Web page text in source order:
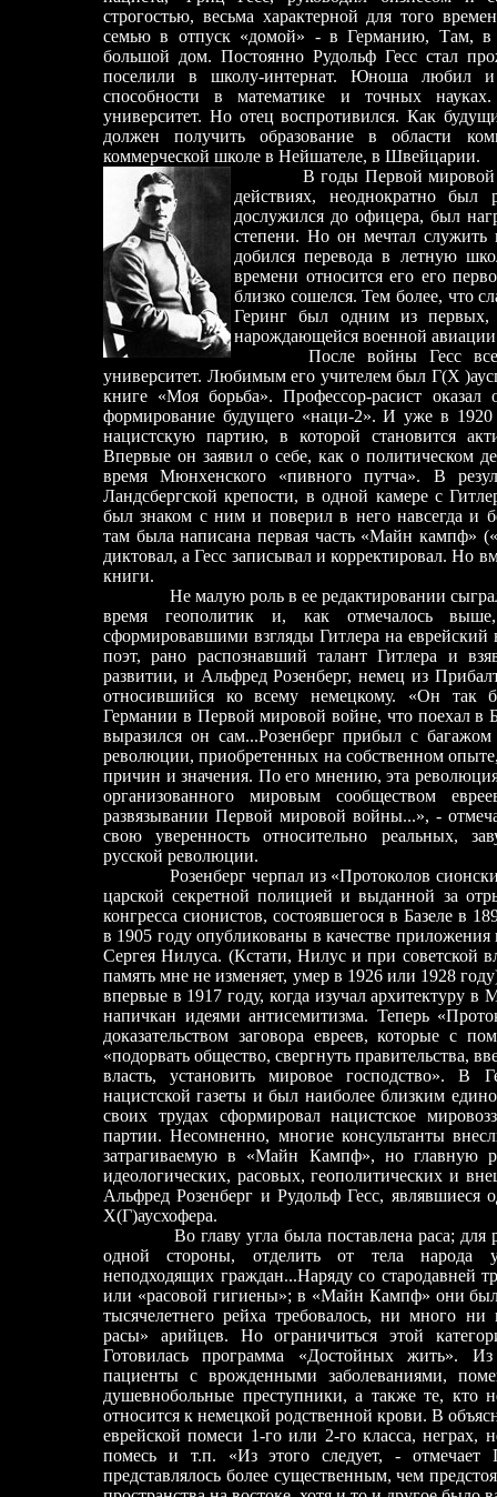
строгостью, весьма характерной для того
семью в отпуск «домой» - в Германию, Там, в
большой дом. Постоянно Рудольф Гесс стал
поселили в школу-интернат. Юноша любил и
способности в математике и точных
университет. Но отец воспротивился. Как
должен получить образование в области
коммерческой школе в Нейшателе, в Швейцарии.
В годы Первой мировой
действиях, неоднократно
дослужился до офицера, был
степени. Но он мечтал
добился перевода в летную
времени относится его его
близко сошелся. Тем более, что
Геринг был одним из
нарождающейся военной
После войны Гесс все
университет. Любимым его учителем был Г(Х
книге «Моя борьба». Профессор-расист оказал
формирование будущего «наци-2». И уже в 1920
нацистскую партию, в которой становится
Впервые он заявил о себе, как о политическом
время Мюнхенского «пивного путча». В
Ландсбергской крепости, в одной камере с
был знаком с ним и поверил в него навсегда и
там была написана первая часть «Майн кампф»
диктовал, а Гесс записывал и корректировал. Но
книги.
Не малую роль в ее редактировании
время геополитик и, как отмечалось
сформировавшими взгляды Гитлера на
поэт, рано распознавший талант Гитлера и
развитии, и Альфред Розенберг, немец из
относившийся ко всему немецкому. «Он так
Германии в Первой мировой войне, что поехал в
выразился он сам...Розенберг прибыл с
революции, приобретенных на собственном
причин и значения. По его мнению, эта революция
организованного мировым сообществом
развязывании Первой мировой войны...», -
свою уверенность относительно реальных,
русской революции.
Розенберг черпал из «Протоколов сионских
царской секретной полицией и выданной за
конгресса сионистов, состоявшегося в Базеле в
в 1905 году опубликованы в качестве
Сергея Нилуса. (Кстати, Нилус и при советской
память мне не изменяет, умер в 1926 или 1928
впервые в 1917 году, когда изучал архитектуру
напичкан идеями антисемитизма. Теперь
доказательством заговора евреев, которые с
«подорвать общество, свергнуть правительства,
власть, установить мировое господство». В
нацистской газеты и был наиболее близким
своих трудах сформировал нацистское
партии. Несомненно, многие консультанты
затрагиваемую в «Майн Кампф», но главную
идеологических, расовых, геополитических и
Альфред Розенберг и Рудольф Гесс, являвшиеся
Х(Г)аусхофера.
Во главу угла была поставлена раса; для
одной стороны, отделить от тела народа
неподходящих граждан...Наряду со стародавней
или «расовой гигиены»; в «Майн Кампф» они
тысячелетнего рейха требовалось, ни много
расы» арийцев. Но ограничиться этой
Готовилась программа «Достойных жить».
пациенты с врожденными заболеваниями,
душевнобольные преступники, а также те, кто
относится к немецкой родственной крови. В
еврейской помеси 1-го или 2-го класса, неграх,
помесь и т.п. «Из этого следует, - отмечает
представлялось более существенным, чем